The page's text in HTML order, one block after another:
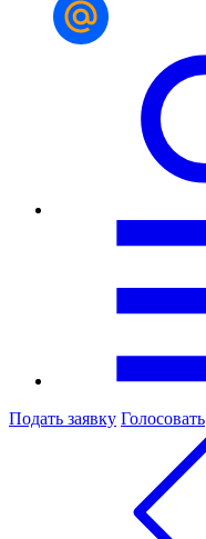
Подать заявку Голосовать